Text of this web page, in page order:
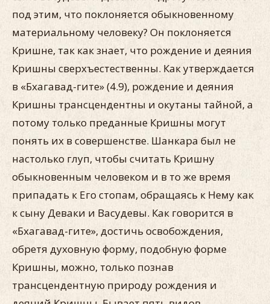
под этим, что поклоняется обыкновенному
материальному человеку? Он поклоняется
Кришне, так как знает, что рождение и деяния
Кришны сверхъестественны. Как утверждается
в «Бхагавад-гите» (4.9), рождение и деяния
Кришны трансцендентны и окутаны тайной, а
потому только преданные Кришны могут
понять их в совершенстве. Шанкара был не
настолько глуп, чтобы считать Кришну
обыкновенным человеком и в то же время
припадать к Его стопам, обращаясь к Нему как
к сыну Деваки и Васудевы. Как говорится в
«Бхагавад-гите», достичь освобождения,
обретя духовную форму, подобную форме
Кришны, можно, только познав
трансцендентную природу рождения и